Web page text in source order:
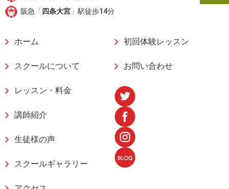
阪急「 四条大宮 」駅徒歩14分
ホーム
スクールについて
レッスン・料金
講師紹介
生徒様の声
スクールギャラリー
初回体験レッスン
お問い合わせ